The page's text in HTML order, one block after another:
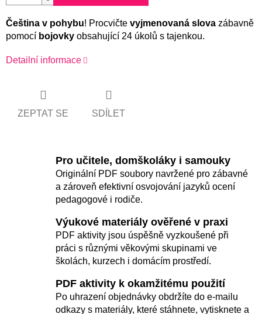
Čeština v pohybu! Procvičte vyjmenovaná slova zábavně
pomocí bojovky obsahující 24 úkolů s tajenkou.
Detailní informace
ZEPTAT SE SDÍLET
Pro učitele, domškoláky i samouky
Originální PDF soubory navržené pro zábavné
a zároveň efektivní osvojování jazyků ocení
pedagogové i rodiče.
Výukové materiály ověřené v praxi
PDF aktivity jsou úspěšně vyzkoušené při
práci s různými věkovými skupinami ve
školách, kurzech i domácím prostředí.
PDF aktivity k okamžitému použití
Po uhrazení objednávky obdržíte do e-mailu
odkazy s materiály, které stáhnete, vytisknete a